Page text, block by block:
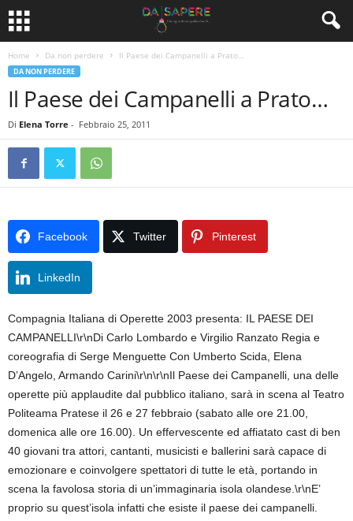
Home Da non perdere Il Paese dei Campanelli a Prato…
DA NON PERDERE
Il Paese dei Campanelli a Prato…
Di Elena Torre - Febbraio 25, 2011
Facebook Twitter Pinterest
LinkedIn
Compagnia Italiana di Operette 2003 presenta: IL PAESE DEI
CAMPANELLI\r\nDi Carlo Lombardo e Virgilio Ranzato Regia e
coreografia di Serge Menguette Con Umberto Scida, Elena
D’Angelo, Armando Carini\r\n\r\nIl Paese dei Campanelli, una delle
operette più applaudite dal pubblico italiano, sarà in scena al Teatro
Politeama Pratese il 26 e 27 febbraio (sabato alle ore 21.00,
domenica alle ore 16.00). Un effervescente ed affiatato cast di ben
40 giovani tra attori, cantanti, musicisti e ballerini sarà capace di
emozionare e coinvolgere spettatori di tutte le età, portando in
scena la favolosa storia di un’immaginaria isola olandese.\r\nE’
proprio su quest’isola infatti che esiste il paese dei campanelli.